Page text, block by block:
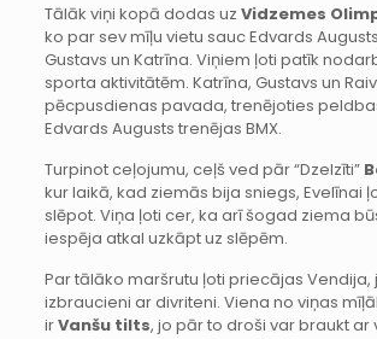
Tālāk viņi kopā dodas uz Vidzemes
ko par sev mīļu vietu sauc Edvards
Gustavs un Katrīna. Viņiem ļoti patīk
sporta aktivitātēm. Katrīna, Gustavs un
pēcpusdienas pavada, trenējoties
Edvards Augusts trenējas BMX.
Turpinot ceļojumu, ceļš ved pār “Dzelzīti”
kur laikā, kad ziemās bija sniegs, Evelīnai
slēpot. Viņa ļoti cer, ka arī šogad ziema
iespēja atkal uzkāpt uz slēpēm.
Par tālāko maršrutu ļoti priecājas Vendija,
izbraucieni ar divriteni. Viena no viņas
irVanšu tilts, jo pār to droši var braukt ar